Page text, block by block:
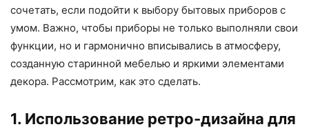
сочетать, если подойти к выбору бытовых приборов с
умом. Важно, чтобы приборы не только выполняли свои
функции, но и гармонично вписывались в атмосферу,
созданную старинной мебелью и яркими элементами
декора. Рассмотрим, как это сделать.
1. Использование ретро-дизайна для